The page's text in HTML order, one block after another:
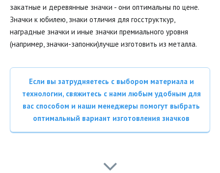
закатные и деревянные значки - они оптимальны по цене.
Значки к юбилею, знаки отличия для госструкткур,
наградные значки и иные значки премиального уровня
(например, значки-запонки)лучше изготовить из металла.
Если вы затрудняетесь с выбором материала и
технологии, свяжитесь с нами любым удобным для
вас способом и наши менеджеры помогут выбрать
оптимальный вариант изготовления значков